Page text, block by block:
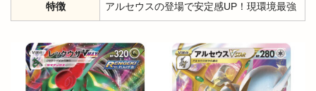
特徴 アルセウスの登場で安定感UP！現環境最強